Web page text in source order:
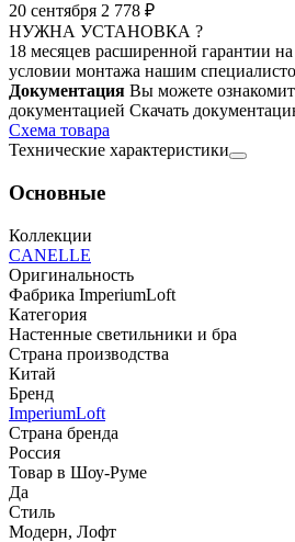
20 сентября 2 778 ₽
НУЖНА УСТАНОВКА ?
18 месяцев расширенной гарантии
условии монтажа нашим
Документация Вы можете
документацией Скачать
Cхема товара
Технические характеристики
Основные
Коллекции
CANELLE
Оригинальность
Фабрика ImperiumLoft
Категория
Настенные светильники и бра
Страна производства
Китай
Бренд
ImperiumLoft
Страна бренда
Россия
Товар в Шоу-Руме
Да
Стиль
Модерн, Лофт